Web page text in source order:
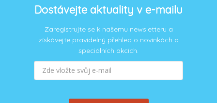
Dostávejte aktuality v e-mailu
Zaregistrujte se k našemu newsletteru a
získávejte pravidelný přehled o novinkách a
speciálních akcích.